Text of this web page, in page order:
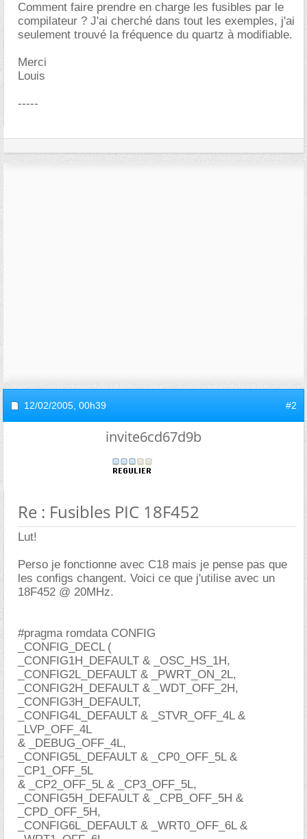
Comment faire prendre en charge les fusibles par le
compilateur ? J'ai cherché dans tout les exemples, j'ai
seulement trouvé la fréquence du quartz à modifiable.
Merci
Louis
-----
12/02/2005, 00h39 #2
invite6cd67d9b
Re : Fusibles PIC 18F452
Lut!
Perso je fonctionne avec C18 mais je pense pas que
les configs changent. Voici ce que j'utilise avec un
18F452 @ 20MHz.
#pragma romdata CONFIG
_CONFIG_DECL (
_CONFIG1H_DEFAULT & _OSC_HS_1H,
_CONFIG2L_DEFAULT & _PWRT_ON_2L,
_CONFIG2H_DEFAULT & _WDT_OFF_2H,
_CONFIG3H_DEFAULT,
_CONFIG4L_DEFAULT & _STVR_OFF_4L &
_LVP_OFF_4L
& _DEBUG_OFF_4L,
_CONFIG5L_DEFAULT & _CP0_OFF_5L &
_CP1_OFF_5L
& _CP2_OFF_5L & _CP3_OFF_5L,
_CONFIG5H_DEFAULT & _CPB_OFF_5H &
_CPD_OFF_5H,
_CONFIG6L_DEFAULT & _WRT0_OFF_6L &